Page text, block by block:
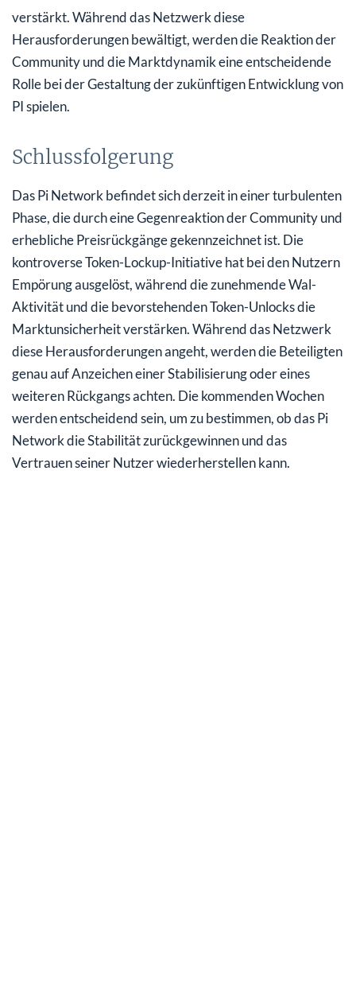
verstärkt. Während das Netzwerk diese
Herausforderungen bewältigt, werden die Reaktion der
Community und die Marktdynamik eine entscheidende
Rolle bei der Gestaltung der zukünftigen Entwicklung von
PI spielen.
Schlussfolgerung
Das Pi Network befindet sich derzeit in einer turbulenten
Phase, die durch eine Gegenreaktion der Community und
erhebliche Preisrückgänge gekennzeichnet ist. Die
kontroverse Token-Lockup-Initiative hat bei den Nutzern
Empörung ausgelöst, während die zunehmende Wal-
Aktivität und die bevorstehenden Token-Unlocks die
Marktunsicherheit verstärken. Während das Netzwerk
diese Herausforderungen angeht, werden die Beteiligten
genau auf Anzeichen einer Stabilisierung oder eines
weiteren Rückgangs achten. Die kommenden Wochen
werden entscheidend sein, um zu bestimmen, ob das Pi
Network die Stabilität zurückgewinnen und das
Vertrauen seiner Nutzer wiederherstellen kann.